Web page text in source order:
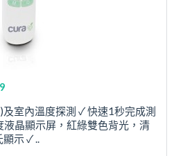
室內溫度探測 ✓ 快速1秒完成測
晶顯示屏，紅綠雙色背光，清
示 ✓ ..